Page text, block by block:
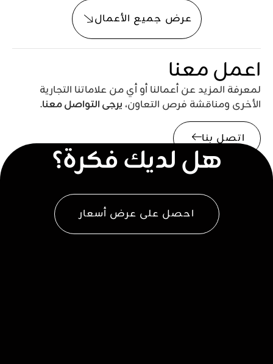
عرض جميع الأعمال
اعمل معنا
لمعرفة المزيد عن أعمالنا أو أي من علاماتنا التجارية
الأخرى ومناقشة فرص التعاون، يرجى التواصل معنا.
اتصل بنا
هل لديك فكرة؟
احصل على عرض أسعار